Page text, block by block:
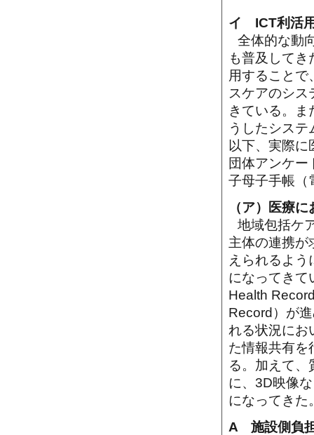
イ ICT利活
全体的な動
も普及して
用することで
スケアのシス
きている。
うしたシス
以下、実際に
団体アンケ
子母子手帳（
（ア）医療
地域包括ケ
主体の連携が
えられるよ
になってきて
Health
Record）が
れる状況にお
た情報共有を
る。加えて、
に、3D映像
になってきた
A 施設側負